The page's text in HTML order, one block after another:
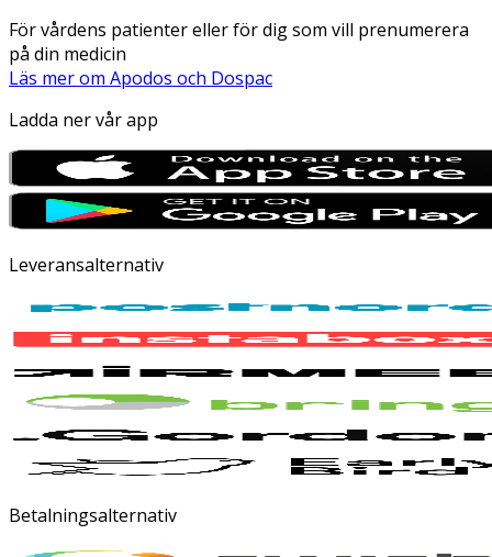
För vårdens patienter eller för dig som vill prenumerera
på din medicin
Läs mer om Apodos och Dospac
Ladda ner vår app
Leveransalternativ
Betalningsalternativ